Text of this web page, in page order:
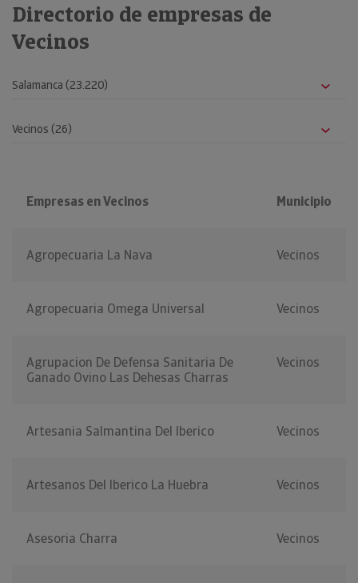
Directorio de empresas de
Vecinos
Empresas en Vecinos Municipio
Agropecuaria La Nava Vecinos
Agropecuaria Omega Universal Vecinos
Agrupacion De Defensa Sanitaria De
Ganado Ovino Las Dehesas Charras
Vecinos
Artesania Salmantina Del Iberico Vecinos
Artesanos Del Iberico La Huebra Vecinos
Asesoria Charra Vecinos